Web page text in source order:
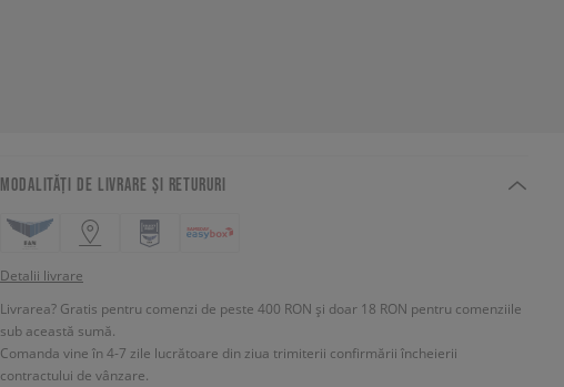
MODALITĂȚI DE LIVRARE ȘI RETURURI
Detalii livrare
Livrarea? Gratis pentru comenzi de peste 400 RON și doar 18 RON pentru comenziile
sub această sumă.
Comanda vine în 4-7 zile lucrătoare din ziua trimiterii confirmării încheierii
contractului de vânzare.